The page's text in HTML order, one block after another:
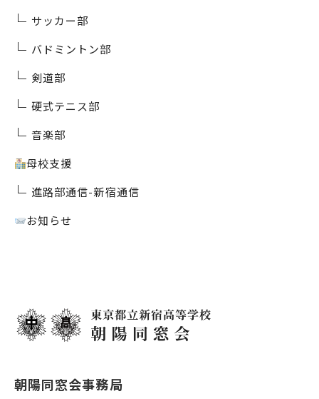
サッカー部
バドミントン部
剣道部
硬式テニス部
音楽部
母校支援
進路部通信-新宿通信
お知らせ
朝陽同窓会事務局